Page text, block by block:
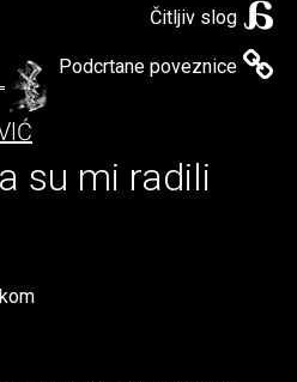
Čitljiv slog
Podcrtane poveznice
su mi radili